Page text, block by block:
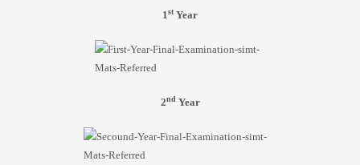
1st Year
2ndYear